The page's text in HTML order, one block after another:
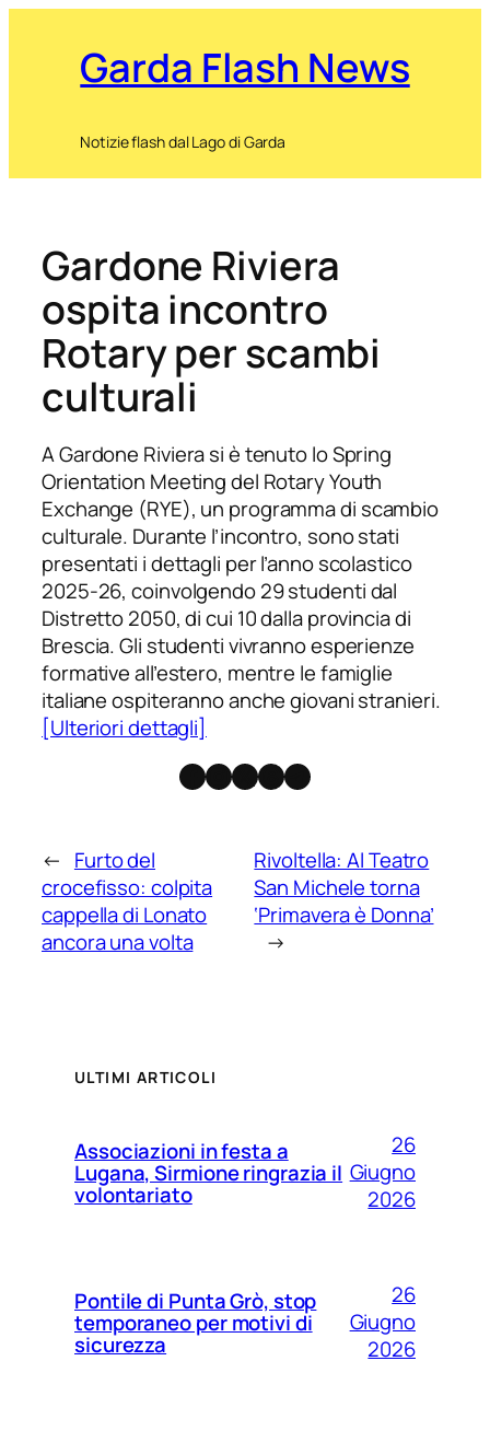
Garda Flash News
Notizie flash dal Lago di Garda
Gardone Riviera
ospita incontro
Rotary per scambi
culturali
A Gardone Riviera si è tenuto lo Spring
Orientation Meeting del Rotary Youth
Exchange (RYE), un programma di scambio
culturale. Durante l’incontro, sono stati
presentati i dettagli per l’anno scolastico
2025-26, coinvolgendo 29 studenti dal
Distretto 2050, di cui 10 dalla provincia di
Brescia. Gli studenti vivranno esperienze
formative all’estero, mentre le famiglie
italiane ospiteranno anche giovani stranieri.
[Ulteriori dettagli]
Facebook
Instagram
X Threads
Telegram
← Furto del
crocefisso: colpita
cappella di Lonato
ancora una volta
Rivoltella: Al Teatro
San Michele torna
‘Primavera è Donna’
→
ULTIMI ARTICOLI
Associazioni in festa a
Lugana, Sirmione ringrazia il
volontariato
26
Giugno
2026
Pontile di Punta Grò, stop
temporaneo per motivi di
sicurezza
26
Giugno
2026